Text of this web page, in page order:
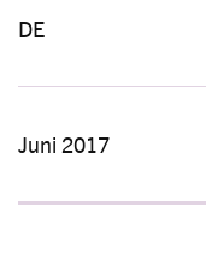
DE
Juni 2017